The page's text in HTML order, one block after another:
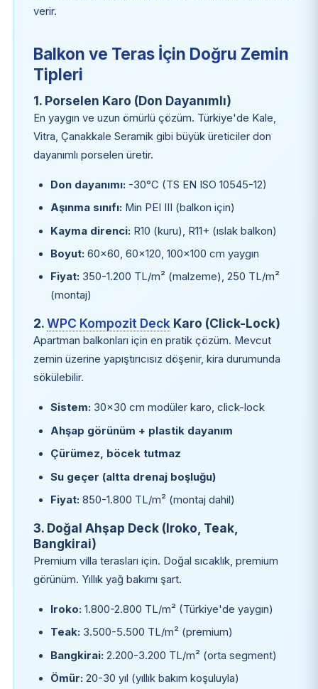
verir.
Balkon ve Teras İçin Doğru Zemin
Tipleri
1. Porselen Karo (Don Dayanımlı)
En yaygın ve uzun ömürlü çözüm. Türkiye'de Kale,
Vitra, Çanakkale Seramik gibi büyük üreticiler don
dayanımlı porselen üretir.
Don dayanımı: -30°C (TS EN ISO 10545-12)
Aşınma sınıfı: Min PEI III (balkon için)
Kayma direnci: R10 (kuru), R11+ (ıslak balkon)
Boyut: 60×60, 60×120, 100×100 cm yaygın
Fiyat: 350-1.200 TL/m² (malzeme), 250 TL/m²
(montaj)
2.WPC Kompozit DeckKaro (Click-Lock)
Apartman balkonları için en pratik çözüm. Mevcut
zemin üzerine yapıştırıcısız döşenir, kira durumunda
sökülebilir.
Sistem: 30×30 cm modüler karo, click-lock
Ahşap görünüm + plastik dayanım
Çürümez, böcek tutmaz
Su geçer (altta drenaj boşluğu)
Fiyat: 850-1.800 TL/m² (montaj dahil)
3. Doğal Ahşap Deck (Iroko, Teak,
Bangkirai)
Premium villa terasları için. Doğal sıcaklık, premium
görünüm. Yıllık yağ bakımı şart.
Iroko: 1.800-2.800 TL/m² (Türkiye'de yaygın)
Teak: 3.500-5.500 TL/m² (premium)
Bangkirai: 2.200-3.200 TL/m² (orta segment)
Ömür: 20-30 yıl (yıllık bakım koşuluyla)